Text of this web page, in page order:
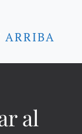
ARRIBA
al